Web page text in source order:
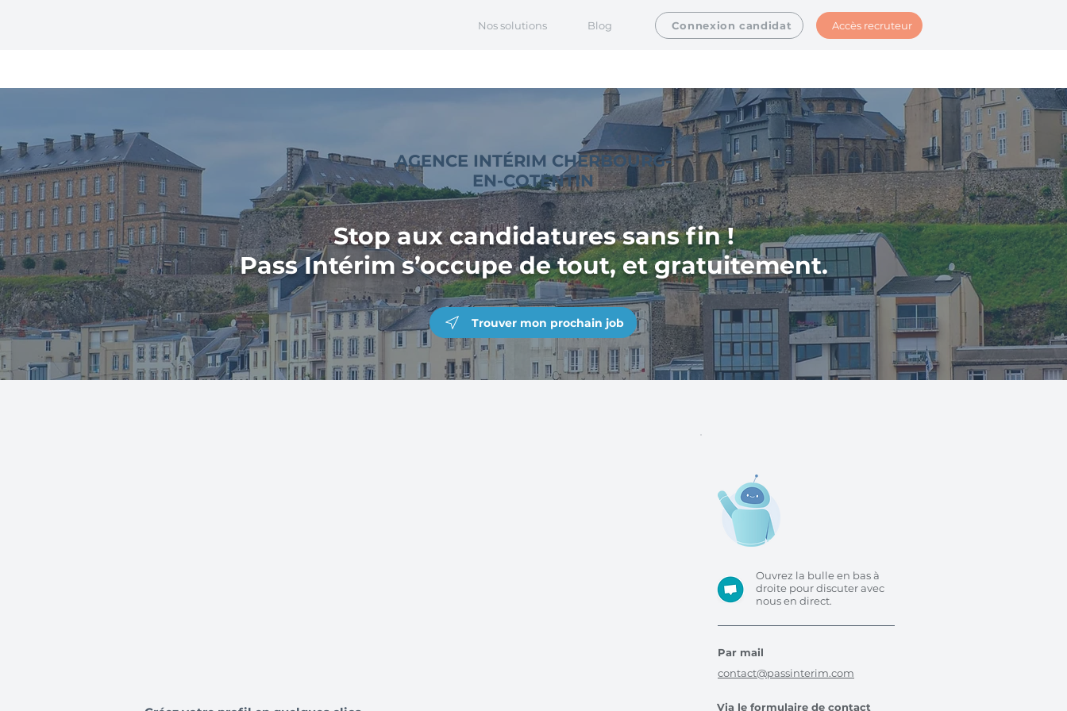
Nos solutions Blog Connexion candidat Accès recruteur
Cherbourg-en-Cotentin
AGENCE INTÉRIM CHERBOURG-
EN-COTENTIN
Stop aux candidatures sans fin !
Pass Intérim s’occupe de tout, et gratuitement.
Trouver mon prochain job
Ouvrez la bulle en bas à
droite pour discuter avec
nous en direct.
Par mail
contact@passinterim.com
Via le formulaire de contact